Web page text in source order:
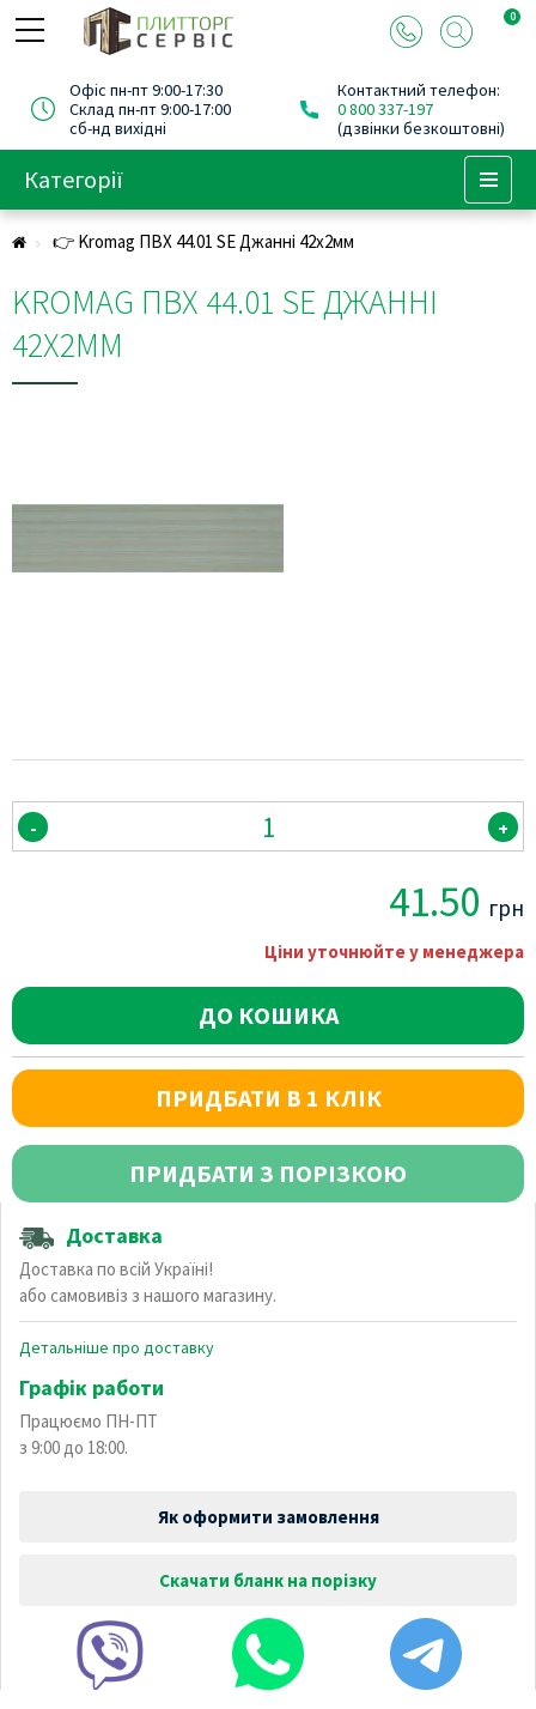
0
Офіс пн-пт 9:00-17:30
Склад пн-пт 9:00-17:00
сб-нд вихідні
Контактний телефон:
0 800 337-197
(дзвінки безкоштовні)
Категорії
👉 Kromag ПВХ 44.01 SE Джанні 42х2мм
KROMAG ПВХ 44.01 SE ДЖАННІ
42Х2ММ
- +
41.50 грн
Ціни уточнюйте у менеджера
ДО КОШИКА
ПРИДБАТИ В 1 КЛІК
ПРИДБАТИ З ПОРІЗКОЮ
Доставка
Доставка по всій Україні!
або самовивіз з нашого магазину.
Детальніше про доставку
Графік работи
Працюємо ПН-ПТ
з 9:00 до 18:00.
Як оформити замовлення
Скачати бланк на порізку